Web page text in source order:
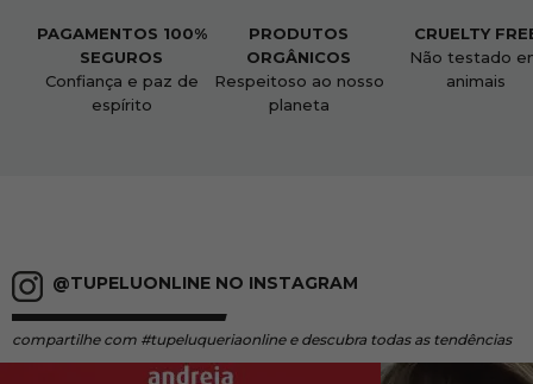
PAGAMENTOS 100%
SEGUROS
Confiança e paz de
espírito
PRODUTOS
ORGÂNICOS
Respeitoso ao nosso
planeta
CRUELTY
Não testado
animais
@TUPELUONLINE NO INSTAGRAM
compartilhe com #tupeluqueriaonline e descubra todas as tendências